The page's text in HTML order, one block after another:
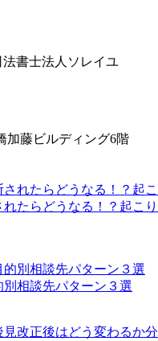
書士法人ソレイユ
加藤ビルディング6階
たらどうなる！？起こ
相談先パターン３選